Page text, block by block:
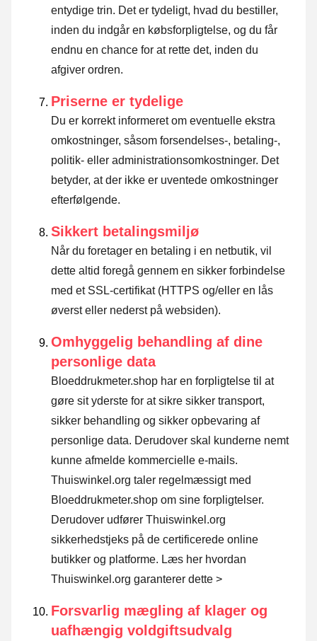
entydige trin. Det er tydeligt, hvad du bestiller,
inden du indgår en købsforpligtelse, og du får
endnu en chance for at rette det, inden du
afgiver ordren.
Priserne er tydelige
Du er korrekt informeret om eventuelle ekstra
omkostninger, såsom forsendelses-, betaling-,
politik- eller administrationsomkostninger. Det
betyder, at der ikke er uventede omkostninger
efterfølgende.
Sikkert betalingsmiljø
Når du foretager en betaling i en netbutik, vil
dette altid foregå gennem en sikker forbindelse
med et SSL-certifikat (HTTPS og/eller en lås
øverst eller nederst på websiden).
Omhyggelig behandling af dine
personlige data
Bloeddrukmeter.shop har en forpligtelse til at
gøre sit yderste for at sikre sikker transport,
sikker behandling og sikker opbevaring af
personlige data. Derudover skal kunderne nemt
kunne afmelde kommercielle e-mails.
Thuiswinkel.org taler regelmæssigt med
Bloeddrukmeter.shop om sine forpligtelser.
Derudover udfører Thuiswinkel.org
sikkerhedstjeks på de certificerede online
butikker og platforme. Læs her hvordan
Thuiswinkel.org garanterer dette >
Forsvarlig mægling af klager og
uafhængig voldgiftsudvalg